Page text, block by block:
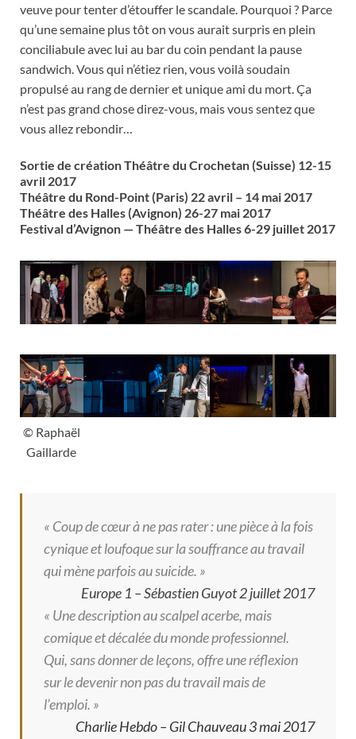
veuve pour tenter d’étouffer le scandale. Pourquoi ? Parce
qu’une semaine plus tôt on vous aurait surpris en plein
conciliabule avec lui au bar du coin pendant la pause
sandwich. Vous qui n’étiez rien, vous voilà soudain
propulsé au rang de dernier et unique ami du mort. Ça
n’est pas grand chose direz-vous, mais vous sentez que
vous allez rebondir…
Sortie de création Théâtre du Crochetan (Suisse) 12-15
avril 2017
Théâtre du Rond-Point (Paris) 22 avril – 14 mai 2017
Théâtre des Halles (Avignon) 26-27 mai 2017
Festival d’Avignon — Théâtre des Halles 6-29 juillet 2017
© Raphaël
Gaillarde
« Coup de cœur à ne pas rater : une pièce à la fois
cynique et loufoque sur la souffrance au travail
qui mène parfois au suicide. »
Europe 1 – Sébastien Guyot 2 juillet 2017
« Une description au scalpel acerbe, mais
comique et décalée du monde professionnel.
Qui, sans donner de leçons, offre une réflexion
sur le devenir non pas du travail mais de
l’emploi. »
Charlie Hebdo – Gil Chauveau 3 mai 2017